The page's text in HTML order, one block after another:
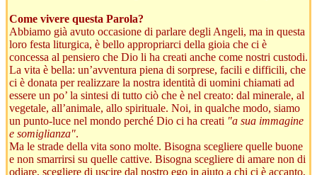
Come vivere questa Parola?
Abbiamo già avuto occasione di parlare degli Angeli, ma in questa
loro festa liturgica, è bello appropriarci della gioia che ci è
concessa al pensiero che Dio li ha creati anche come nostri custodi.
La vita è bella: un’avventura piena di sorprese, facili e difficili, che
ci è donata per realizzare la nostra identità di uomini chiamati ad
essere un po’ la sintesi di tutto ciò che è nel creato: dal minerale, al
vegetale, all’animale, allo spirituale. Noi, in qualche modo, siamo
un punto-luce nel mondo perché Dio ci ha creati "a sua immagine
e somiglianza".
Ma le strade della vita sono molte. Bisogna scegliere quelle buone
e non smarrirsi su quelle cattive. Bisogna scegliere di amare non di
odiare, scegliere di uscire dal nostro ego in aiuto a chi ci è accanto,